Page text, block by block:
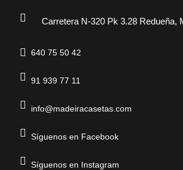
Carretera N-320 Pk 3.28 Redueña,
640 75 50 42
91 939 77 11
info@madeiracasetas.com
Síguenos en Facebook
Síguenos en Instagram